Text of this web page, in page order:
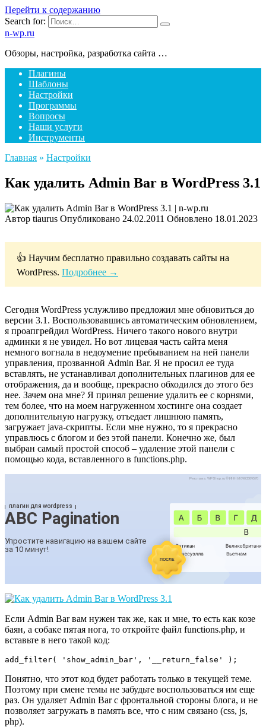
Перейти к содержанию
Search for:
n-wp.ru
Обзоры, настройка, разработка сайта …
Плагины
Шаблоны
Настройки
Программы
Вопросы
Наши услуги
Инструменты
Главная » Настройки
Как удалить Admin Bar в WordPress 3.1
Автор tiaurus Опубликовано 24.02.2011 Обновлено 18.01.2023
👍 Научим бесплатно правильно создавать сайты на
WordPress. Подробнее →
Сегодня WordPress услужливо предложил мне обновиться до
версии 3.1. Воспользовавшись автоматическим обновлением,
я проапгрейдил WordPress. Ничего такого нового внутри
админки я не увидел. Но вот лицевая часть сайта меня
немного вогнала в недоумение пребыванием на ней панели
управления, прозванной Admin Bar. Я не просил ее туда
вставлять, не устанавливал дополнительных плагинов для ее
отображения, да и вообще, прекрасно обходился до этого без
нее. Зачем она мне? Я принял решение удалить ее с корнями,
тем более, что на моем нагруженном хостинге она создает
дополнительную нагрузку, отъедает лишнюю память,
загружает java-скрипты. Если мне нужно, то я прекрасно
управлюсь с блогом и без этой панели. Конечно же, был
выбран самый простой способ – удаление этой панели с
помощью кода, вставленного в functions.php.
Если Admin Bar вам нужен так же, как и мне, то есть как козе
баян, а собаке пятая нога, то откройте файл functions.php, и
вставьте в него такой код:
Понятно, что этот код будет работать только в текущей теме.
Поэтому при смене темы не забудьте воспользоваться им еще
раз. Он удаляет Admin Bar с фронтальной стороны блога, и не
позволяет загружать в память все, что с ним связано (css, js,
php).